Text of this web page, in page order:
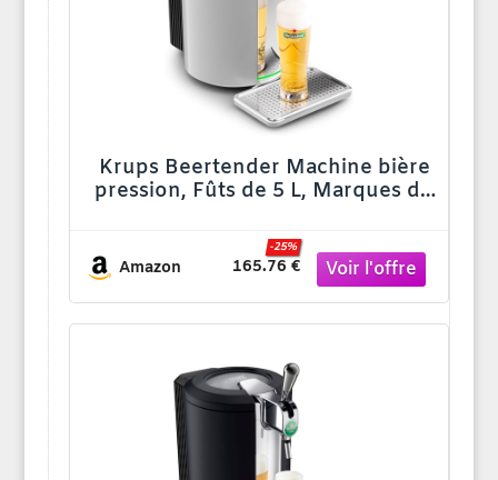
Krups Beertender Machine bière
pression, Fûts de 5 L, Marques du
lumineux, Température et mousse
parfaites, Bière fraîche,
Installation facile, Compact
VB452E10
Amazon 165.76 €
-25%